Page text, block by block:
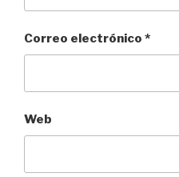
Correo electrónico *
Web